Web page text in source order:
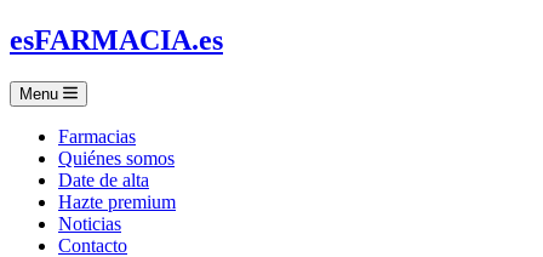
esFARMACIA.es
Menu
Farmacias
Quiénes somos
Date de alta
Hazte premium
Noticias
Contacto